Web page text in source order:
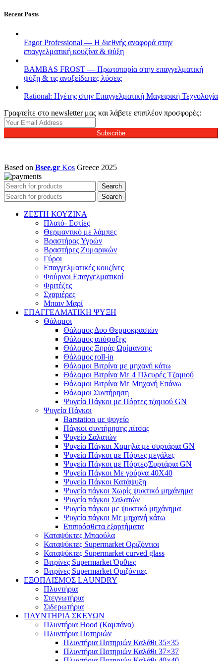
Recent Posts
Fagor Professional — Η διεθνής αναφορά στην
επαγγελματική κουζίνα & ψύξη
BAMBAS FROST — Πρωτοπορία στην επαγγελματική
ψύξη & τις ανοξείδωτες λύσεις
Rational: Ηγέτης στην Επαγγελματική Μαγειρική Τεχνολογία
Γραφτείτε στο newsletter μας και λάβετε επιπλέον προσφορές:
Subscribe
Based on Bsee.gr Kos Greece 2025
Search
Search
ΖΕΣΤΗ ΚΟΥΖΙΝΑ
Πλατό- Εστίες
Θερμαντικό με λάμπες
Βραστήρας Υγρών
Βραστήρες Ζυμαρικών
Γύροι
Επαγγελματικές κουζίνες
Φούρνοι Επαγγελματικοί
Φριτέζες
Σχαριέρες
Μπαιν Μαρί
ΕΠΑΓΓΕΛΜΑΤΙΚΗ ΨΥΞΗ
Θάλαμοι
Θάλαμος Δυο Θερμοκρασιών
Θάλαμος απόψυξης
Θάλαμος Ξηράς Ωρίμανσης
Θάλαμος roll-in
Θάλαμοι Βιτρίνα με μηχανή κάτω
Θάλαμοι Βιτρίνα Με 4 Πλευρές Τζαμιού
Θάλαμοι Βιτρίνα Με Μηχανή Επάνω
Θάλαμοι Συντήρηση
Ψυγεία Πάγκοι με Πόρτες τζαμιού GN
Ψυγεία Πάγκοι
Barstation με ψυγείο
Πάγκοι συντήρησης πίτσας
Ψυγείο Σαλατών
Ψυγεία Πάγκοι Χαμηλά με συρτάρια GN
Ψυγεία Πάγκοι με Πόρτες μεγάλες
Ψυγεία Πάγκοι με Πόρτες/Συρτάρια GN
Ψυγεία Πάγκοι Με γούρνα 40Χ40
Ψυγεία Πάγκοι Κατάψυξη
Ψυγεία πάγκοι Χωρίς ψυκτικό μηχάνημα
Ψυγεία πάγκοι Σαλατών
Ψυγεία πάγκοι με ψυκτικό μηχάνημα
Ψυγεία πάγκοι Με μηχανή κάτω
Επιπρόσθετα εξαρτήματα
Καταψύκτες Μπαούλα
Καταψύκτες Supermarket Οριζόντιοι
Καταψύκτες Supermarket curved glass
Βιτρίνες Supermarket Όρθιες
Βιτρίνες Supermarket Οριζόντιες
ΕΞΟΠΛΙΣΜΟΣ LAUNDRY
Πλυντήρια
Στεγνωτήρια
Σιδερωτήρια
ΠΛΥΝΤΗΡΙΑ ΣΚΕΥΩΝ
Πλυντήρια Hood (Καμπάνα)
Πλυντήρια Ποτηριών
Πλυντήρια Ποτηριών Καλάθι 35×35
Πλυντήρια Ποτηριών Καλάθι 37×37